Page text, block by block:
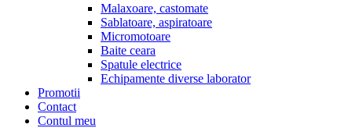
Malaxoare, castomate
Sablatoare, aspiratoare
Micromotoare
Baite ceara
Spatule electrice
Echipamente diverse laborator
Promotii
Contact
Contul meu